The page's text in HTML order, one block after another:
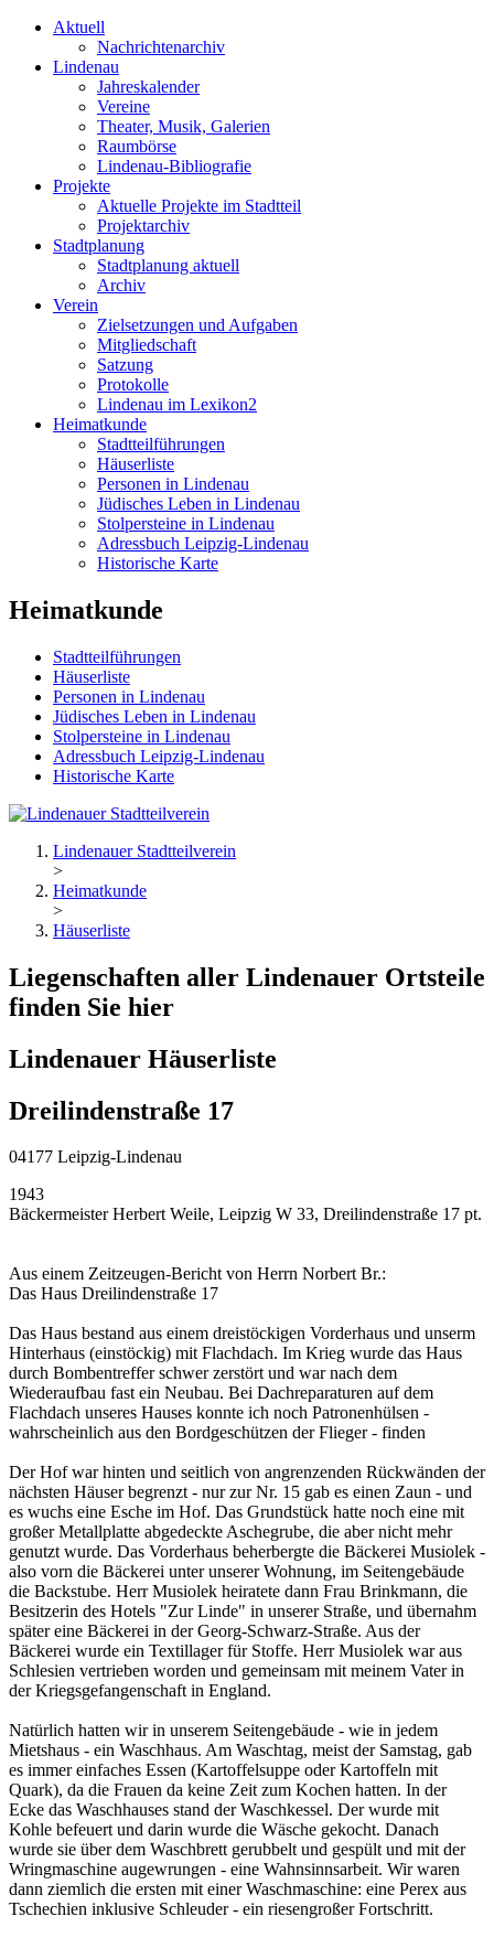
Aktuell
Nachrichtenarchiv
Lindenau
Jahreskalender
Vereine
Theater, Musik, Galerien
Raumbörse
Lindenau-Bibliografie
Projekte
Aktuelle Projekte im Stadtteil
Projektarchiv
Stadtplanung
Stadtplanung aktuell
Archiv
Verein
Zielsetzungen und Aufgaben
Mitgliedschaft
Satzung
Protokolle
Lindenau im Lexikon2
Heimatkunde
Stadtteilführungen
Häuserliste
Personen in Lindenau
Jüdisches Leben in Lindenau
Stolpersteine in Lindenau
Adressbuch Leipzig-Lindenau
Historische Karte
Heimatkunde
Stadtteilführungen
Häuserliste
Personen in Lindenau
Jüdisches Leben in Lindenau
Stolpersteine in Lindenau
Adressbuch Leipzig-Lindenau
Historische Karte
Lindenauer Stadtteilverein
>
Heimatkunde
>
Häuserliste
Liegenschaften aller Lindenauer Ortsteile
finden Sie hier
Lindenauer Häuserliste
Dreilindenstraße 17
04177 Leipzig-Lindenau
1943
Bäckermeister Herbert Weile, Leipzig W 33, Dreilindenstraße 17 pt.
Aus einem Zeitzeugen-Bericht von Herrn Norbert Br.:
Das Haus Dreilindenstraße 17
Das Haus bestand aus einem dreistöckigen Vorderhaus und unserm
Hinterhaus (einstöckig) mit Flachdach. Im Krieg wurde das Haus
durch Bombentreffer schwer zerstört und war nach dem
Wiederaufbau fast ein Neubau. Bei Dachreparaturen auf dem
Flachdach unseres Hauses konnte ich noch Patronenhülsen -
wahrscheinlich aus den Bordgeschützen der Flieger - finden
Der Hof war hinten und seitlich von angrenzenden Rückwänden der
nächsten Häuser begrenzt - nur zur Nr. 15 gab es einen Zaun - und
es wuchs eine Esche im Hof. Das Grundstück hatte noch eine mit
großer Metallplatte abgedeckte Aschegrube, die aber nicht mehr
genutzt wurde. Das Vorderhaus beherbergte die Bäckerei Musiolek -
also vorn die Bäckerei unter unserer Wohnung, im Seitengebäude
die Backstube. Herr Musiolek heiratete dann Frau Brinkmann, die
Besitzerin des Hotels "Zur Linde" in unserer Straße, und übernahm
später eine Bäckerei in der Georg-Schwarz-Straße. Aus der
Bäckerei wurde ein Textillager für Stoffe. Herr Musiolek war aus
Schlesien vertrieben worden und gemeinsam mit meinem Vater in
der Kriegsgefangenschaft in England.
Natürlich hatten wir in unserem Seitengebäude - wie in jedem
Mietshaus - ein Waschhaus. Am Waschtag, meist der Samstag, gab
es immer einfaches Essen (Kartoffelsuppe oder Kartoffeln mit
Quark), da die Frauen da keine Zeit zum Kochen hatten. In der
Ecke das Waschhauses stand der Waschkessel. Der wurde mit
Kohle befeuert und darin wurde die Wäsche gekocht. Danach
wurde sie über dem Waschbrett gerubbelt und gespült und mit der
Wringmaschine augewrungen - eine Wahnsinnsarbeit. Wir waren
dann ziemlich die ersten mit einer Waschmaschine: eine Perex aus
Tschechien inklusive Schleuder - ein riesengroßer Fortschritt.